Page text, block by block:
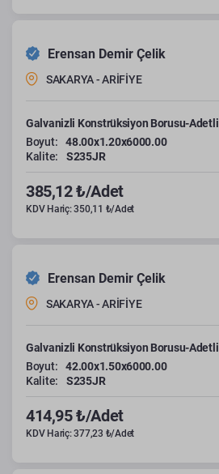
Erensan Demir Çelik
SAKARYA - ARİFİYE
Galvanizli Konstrüksiyon Borusu-Adetli
Boyut:
48.00x1.20x6000.00
Kalite:
S235JR
385,12 ₺/Adet
KDV Hariç: 350,11 ₺/Adet
Erensan Demir Çelik
SAKARYA - ARİFİYE
Galvanizli Konstrüksiyon Borusu-Adetli
Boyut:
42.00x1.50x6000.00
Kalite:
S235JR
414,95 ₺/Adet
KDV Hariç: 377,23 ₺/Adet